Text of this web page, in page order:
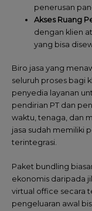
penerusan
Akses Ruang
dengan klien
yang bisa
Biro jasa yang
seluruh proses bagi
penyedia layanan
pendirian PT dan
waktu, tenaga, dan
jasa sudah memiliki
terintegrasi.
Paket bundling
ekonomis daripada
virtual office secara
pengeluaran awal